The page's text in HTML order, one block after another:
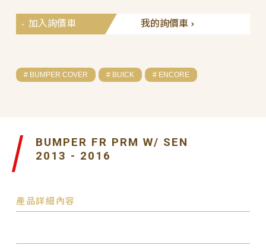
我的詢價車
加入詢價車
# BUMPER COVER # BUICK # ENCORE
BUMPER FR PRM W/ SEN
2013 - 2016
產品詳細內容